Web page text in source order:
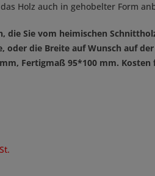
Holz auch in gehobelter Form
die Sie vom heimischen
die Breite auf Wunsch auf
Fertigmaß 95*100 mm.